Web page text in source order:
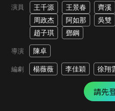
演員 王千源 王景春 齊溪
周政杰
阿如那 吳雙
趙子琪
鄧鋼
導演 陳卓
編劇 楊薇薇 李佳穎 徐翔
請先